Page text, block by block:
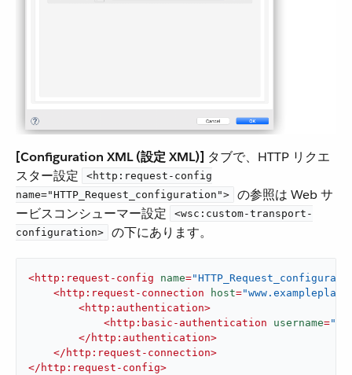
[Configuration XML (設定 XML)] ​ タブで、HTTP リクエ
スター設定 ​
<http:request-config
name="HTTP_Request_configuration">
​ の参照は Web サ
ービスコンシューマー設定 ​
<wsc:custom-transport-
configuration>
​ の下にあります。
<http:request-config name=
<http:request-connection host=
<http:authentication>
<http:basic-authentication username=
</ http:authentication>
</ http:request-connection>
</ http:request-config>